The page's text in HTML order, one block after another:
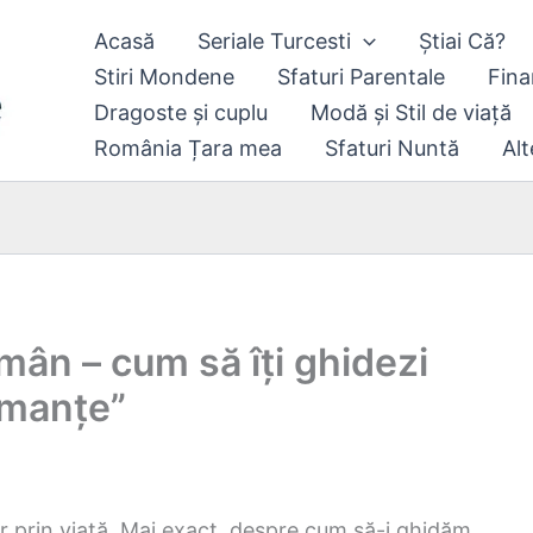
Acasă Seriale Turcesti
Știai Că?
Stiri Mondene
Sfaturi Parentale
Dragoste și cuplu
Modă și Stil de viață
România Țara mea
Sfaturi Nuntă
– cum să îți ghidezi